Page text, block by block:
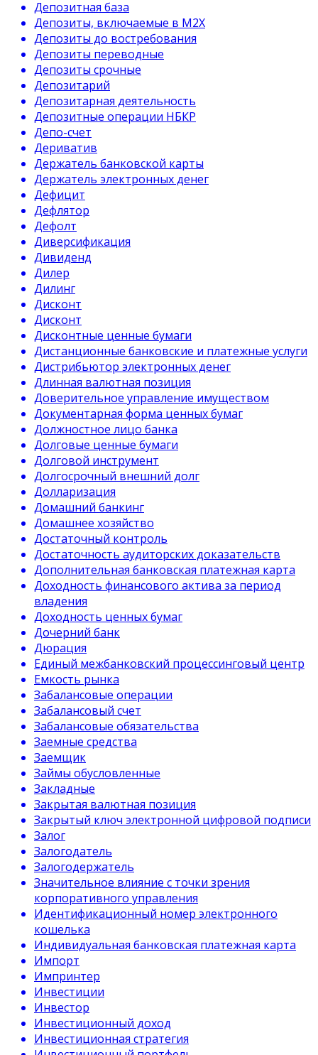
Депозитная база
Депозиты, включаемые в М2Х
Депозиты до востребования
Депозиты переводные
Депозиты срочные
Депозитарий
Депозитарная деятельность
Депозитные операции НБКР
Депо-счет
Дериватив
Держатель банковской карты
Держатель электронных денег
Дефицит
Дефлятор
Дефолт
Диверсификация
Дивиденд
Дилер
Дилинг
Дисконт
Дисконт
Дисконтные ценные бумаги
Дистанционные банковские и платежные услуги
Дистрибьютор электронных денег
Длинная валютная позиция
Доверительное управление имуществом
Документарная форма ценных бумаг
Должностное лицо банка
Долговые ценные бумаги
Долговой инструмент
Долгосрочный внешний долг
Долларизация
Домашний банкинг
Домашнее хозяйство
Достаточный контроль
Достаточность аудиторских доказательств
Дополнительная банковская платежная карта
Доходность финансового актива за период
владения
Доходность ценных бумаг
Дочерний банк
Дюрация
Единый межбанковский процессинговый центр
Емкость рынка
Забалансовые операции
Забалансовый счет
Забалансовые обязательства
Заемные средства
Заемщик
Займы обусловленные
Закладные
Закрытая валютная позиция
Закрытый ключ электронной цифровой подписи
Залог
Залогодатель
Залогодержатель
Значительное влияние с точки зрения
корпоративного управления
Идентификационный номер электронного
кошелька
Индивидуальная банковская платежная карта
Импорт
Импринтер
Инвестиции
Инвестор
Инвестиционный доход
Инвестиционная стратегия